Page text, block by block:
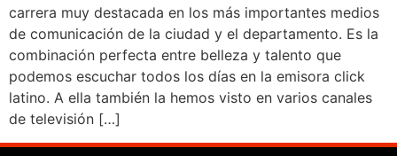
carrera muy destacada en los más importantes medios
de comunicación de la ciudad y el departamento. Es la
combinación perfecta entre belleza y talento que
podemos escuchar todos los días en la emisora click
latino. A ella también la hemos visto en varios canales
de televisión […]